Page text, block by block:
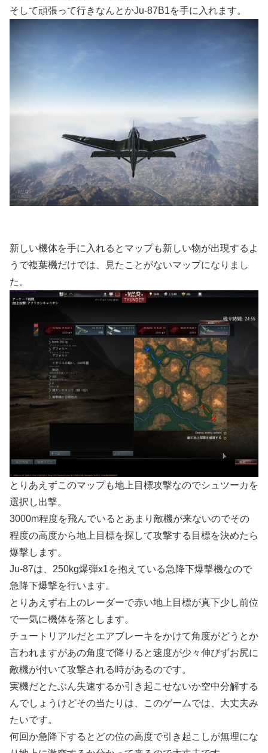
そして頑張って行きなんとかJu-87B1を手に入れます。
新しい機体を手に入れるとマップも新しい物が出現するよ
うで複葉機だけでは、見たことがないマップになりまし
た。
とりあえずこのマップも地上目標攻撃なのでシュツーカを
選択し出撃。
3000m程度を飛んでいるとあまり敵機が来ないのでその
程度の高度から地上目標を探して攻撃する目標を決めたら
爆撃します。
Ju-87は、250kg爆弾x1を抱えている急降下爆撃機なので
急降下爆撃を行います。
とりあえず右上のレーダーで赤い地上目標が真下少し前位
で一気に機体を落とします。
チュートリアルだとエアブレーキをかけて角度がどうとか
言われますがあの角度で降りると速度が少々伸びずお尻に
敵機が付いて攻撃される時があるのです。
実機だとたぶん失速するか引き起こせないか空中分解する
んでしょうけどその当たりは、このゲームでは、大丈夫み
たいです。
何回か急降下するとどの位の高度で引き起こしが無理にな